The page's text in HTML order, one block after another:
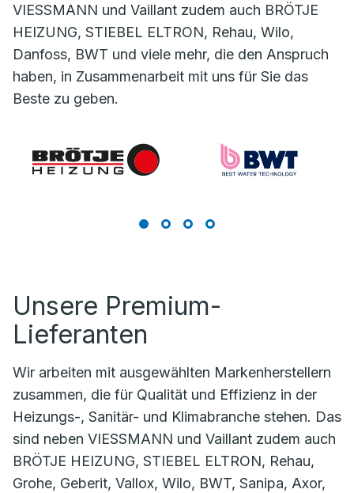
VIESSMANN und Vaillant zudem auch BRÖTJE
HEIZUNG, STIEBEL ELTRON, Rehau, Wilo,
Danfoss, BWT und viele mehr, die den Anspruch
haben, in Zusammenarbeit mit uns für Sie das
Beste zu geben.
Unsere Premium-
Lieferanten
Wir arbeiten mit ausgewählten Markenherstellern
zusammen, die für Qualität und Effizienz in der
Heizungs-, Sanitär- und Klimabranche stehen. Das
sind neben VIESSMANN und Vaillant zudem auch
BRÖTJE HEIZUNG, STIEBEL ELTRON, Rehau,
Grohe, Geberit, Vallox, Wilo, BWT, Sanipa, Axor,